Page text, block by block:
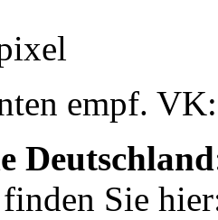
empf.
Deutschland
Sie